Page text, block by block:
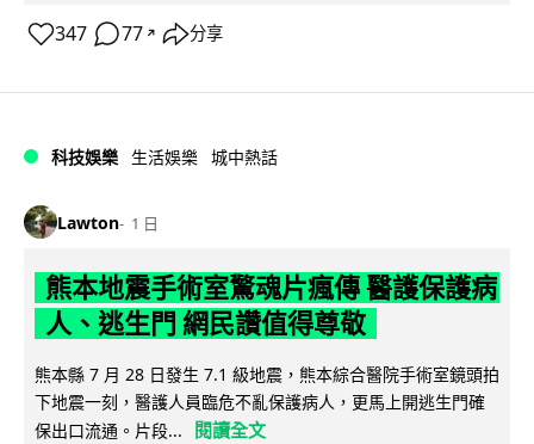
347 77 ↗ 分享
科技娛樂 生活娛樂 城中熱話
Lawton 1 日
熊本地震手術室驚魂片瘋傳 醫護保護病
人、逃生門 網民讚值得尊敬
熊本縣 7 月 28 日發生 7.1 級地震，熊本綜合醫院手術室鏡頭拍
下地震一刻，醫護人員臨危不亂保護病人，更馬上開逃生門確
保出口流通。片段...
閱讀全文